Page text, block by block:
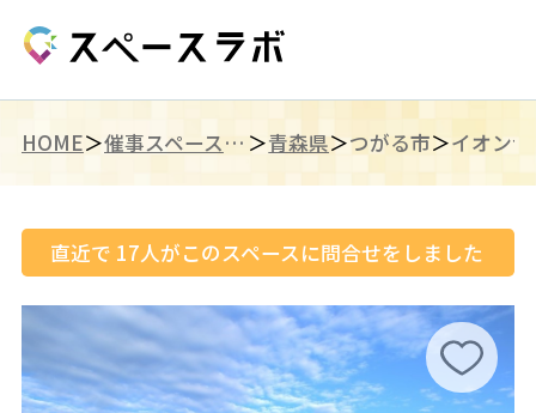
HOME 催事スペース（東北） 青森県 つがる市 イオン
直近で 17人がこのスペースに問合せをしました